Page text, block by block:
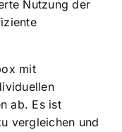
Nutzung der
mit
ab. Es ist
vergleichen und